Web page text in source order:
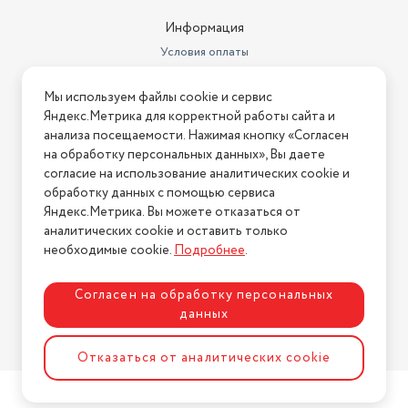
Информация
Условия оплаты
Условия возврата
Нашли ошибку на сайте? Напишите нам
2026 © Интернет-магазин "АстМаркет". У нас есть всё!
Политика конфиденциальности
Разработка сайтаASTDESIGN
Мы используем файлы cookie и сервис
Яндекс.Метрика для корректной работы сайта и
анализа посещаемости. Нажимая кнопку «Согласен
на обработку персональных данных», Вы даете
согласие на использование аналитических cookie и
обработку данных с помощью сервиса
Яндекс.Метрика. Вы можете отказаться от
аналитических cookie и оставить только
необходимые cookie.Подробнее.
Согласен на обработку персональных
данных
Отказаться от аналитических cookie